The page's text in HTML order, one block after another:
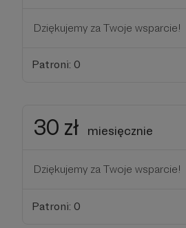
Dziękujemy za Twoje wsparcie!
Patroni: 0
30 zł miesięcznie
Dziękujemy za Twoje wsparcie!
Patroni: 0